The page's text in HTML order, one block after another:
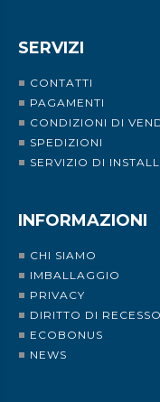
SERVIZI
CONTATTI
PAGAMENTI
CONDIZIONI DI
SPEDIZIONI
SERVIZIO DI
INFORMAZIONI
CHI SIAMO
IMBALLAGGIO
PRIVACY
DIRITTO DI RECESSO
ECOBONUS
NEWS